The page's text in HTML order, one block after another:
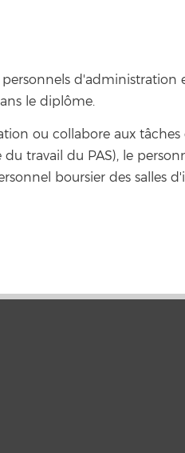
d'administration
le diplôme.
ou collabore aux
travail du PAS), le
boursier des salles